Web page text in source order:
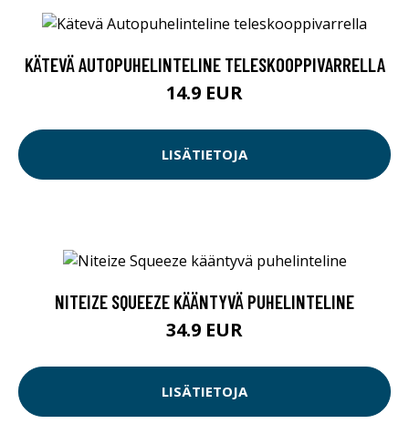
KÄTEVÄ AUTOPUHELINTELINE TELESKOOPPIVARRELLA
14.9 EUR
LISÄTIETOJA
NITEIZE SQUEEZE KÄÄNTYVÄ PUHELINTELINE
34.9 EUR
LISÄTIETOJA